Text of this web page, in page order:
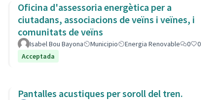
Oficina d'assessoria energètica per a
ciutadans, associacions de veïns i veïnes, i
comunitats de veïns
Isabel Bou Bayona Municipio Energia Renovable 0
0
Acceptada
Pantalles acustiques per soroll del tren.